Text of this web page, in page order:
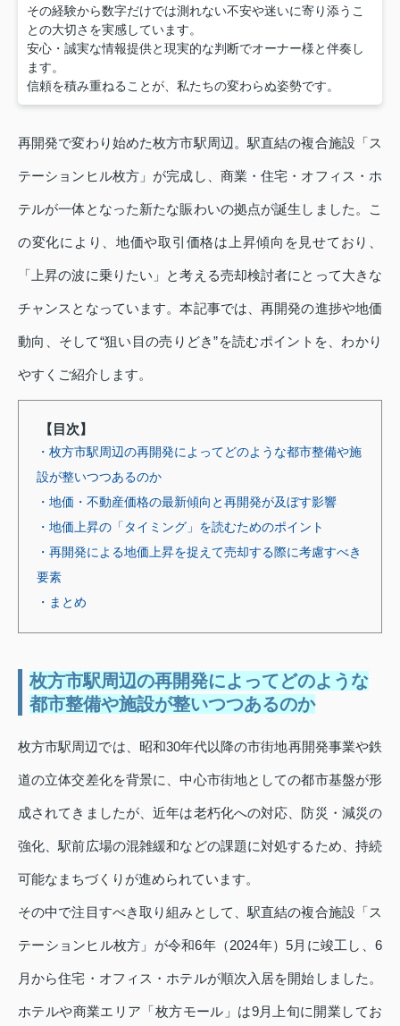
その経験から数字だけでは測れない不安や迷いに寄り添うこ
との大切さを実感しています。
安心・誠実な情報提供と現実的な判断でオーナー様と伴奏し
ます。
信頼を積み重ねることが、私たちの変わらぬ姿勢です。
再開発で変わり始めた枚方市駅周辺。駅直結の複合施設「ス
テーションヒル枚方」が完成し、商業・住宅・オフィス・ホ
テルが一体となった新たな賑わいの拠点が誕生しました。こ
の変化により、地価や取引価格は上昇傾向を見せており、
「上昇の波に乗りたい」と考える売却検討者にとって大きな
チャンスとなっています。本記事では、再開発の進捗や地価
動向、そして“狙い目の売りどき”を読むポイントを、わかり
やすくご紹介します。
【目次】
・枚方市駅周辺の再開発によってどのような都市整備や施
設が整いつつあるのか
・地価・不動産価格の最新傾向と再開発が及ぼす影響
・地価上昇の「タイミング」を読むためのポイント
・再開発による地価上昇を捉えて売却する際に考慮すべき
要素
・まとめ
枚方市駅周辺の再開発によってどのような
都市整備や施設が整いつつあるのか
枚方市駅周辺では、昭和30年代以降の市街地再開発事業や鉄
道の立体交差化を背景に、中心市街地としての都市基盤が形
成されてきましたが、近年は老朽化への対応、防災・減災の
強化、駅前広場の混雑緩和などの課題に対処するため、持続
可能なまちづくりが進められています。
その中で注目すべき取り組みとして、駅直結の複合施設「ス
テーションヒル枚方」が令和6年（2024年）5月に竣工し、6
月から住宅・オフィス・ホテルが順次入居を開始しました。
ホテルや商業エリア「枚方モール」は9月上旬に開業してお